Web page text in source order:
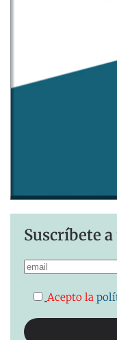
Suscríbete
Acepto la